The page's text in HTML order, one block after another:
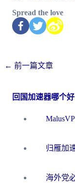
Spread the love
← 前一篇文章
回国加速器哪个好